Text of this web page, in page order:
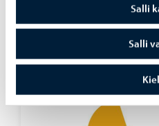
Salli
Salli